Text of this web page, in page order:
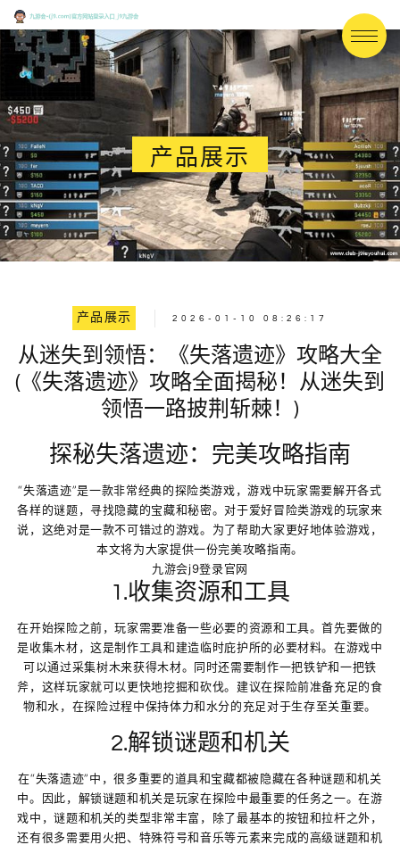
产品展示
产品展示 2026-01-10 08:26:17
从迷失到领悟：《失落遗迹》攻略大全
(《失落遗迹》攻略全面揭秘！从迷失到
领悟一路披荆斩棘！)
探秘失落遗迹：完美攻略指南
“失落遗迹”是一款非常经典的探险类游戏，游戏中玩家需要解开各式
各样的谜题，寻找隐藏的宝藏和秘密。对于爱好冒险类游戏的玩家来
说，这绝对是一款不可错过的游戏。为了帮助大家更好地体验游戏，
本文将为大家提供一份完美攻略指南。
九游会j9登录官网
1.收集资源和工具
在开始探险之前，玩家需要准备一些必要的资源和工具。首先要做的
是收集木材，这是制作工具和建造临时庇护所的必要材料。在游戏中
可以通过采集树木来获得木材。同时还需要制作一把铁铲和一把铁
斧，这样玩家就可以更快地挖掘和砍伐。建议在探险前准备充足的食
物和水，在探险过程中保持体力和水分的充足对于生存至关重要。
2.解锁谜题和机关
在“失落遗迹”中，很多重要的道具和宝藏都被隐藏在各种谜题和机关
中。因此，解锁谜题和机关是玩家在探险中最重要的任务之一。在游
戏中，谜题和机关的类型非常丰富，除了最基本的按钮和拉杆之外，
还有很多需要用火把、特殊符号和音乐等元素来完成的高级谜题和机